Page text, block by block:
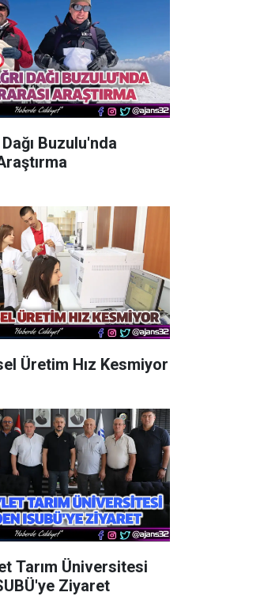
Buzulu'nda
Üretim Hız Kesmiyor
Tarım Üniversitesi
Ziyaret